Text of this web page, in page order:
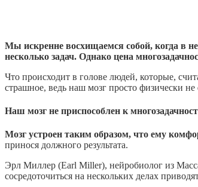
Мы искренне восхищаемся собой, когда в
несколько задач. Однако цена
Что происходит в голове людей, которые,
страшное, ведь наш мозг просто физически
Наш мозг не приспособлен к
Мозг устроен таким образом, что ему
принося должного результата.
Эрл Миллер (Earl Miller), нейробиолог из
сосредоточиться на нескольких делах